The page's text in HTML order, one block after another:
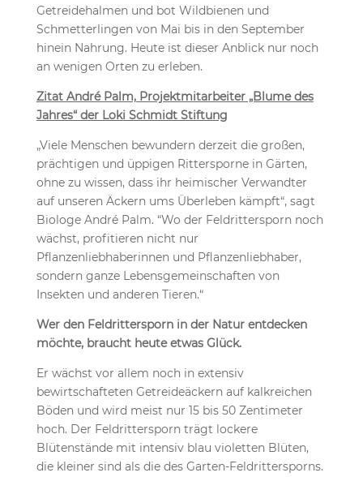
Getreidehalmen und bot Wildbienen und
Schmetterlingen von Mai bis in den September
hinein Nahrung. Heute ist dieser Anblick nur noch
an wenigen Orten zu erleben.
Zitat André Palm, Projektmitarbeiter „Blume des
Jahres“ der Loki Schmidt Stiftung
„Viele Menschen bewundern derzeit die großen,
prächtigen und üppigen Rittersporne in Gärten,
ohne zu wissen, dass ihr heimischer Verwandter
auf unseren Äckern ums Überleben kämpft“, sagt
Biologe André Palm. “Wo der Feldrittersporn noch
wächst, profitieren nicht nur
Pflanzenliebhaberinnen und Pflanzenliebhaber,
sondern ganze Lebensgemeinschaften von
Insekten und anderen Tieren.“
Wer den Feldrittersporn in der Natur entdecken
möchte, braucht heute etwas Glück.
Er wächst vor allem noch in extensiv
bewirtschafteten Getreideäckern auf kalkreichen
Böden und wird meist nur 15 bis 50 Zentimeter
hoch. Der Feldrittersporn trägt lockere
Blütenstände mit intensiv blau violetten Blüten,
die kleiner sind als die des Garten-Feldrittersporns.